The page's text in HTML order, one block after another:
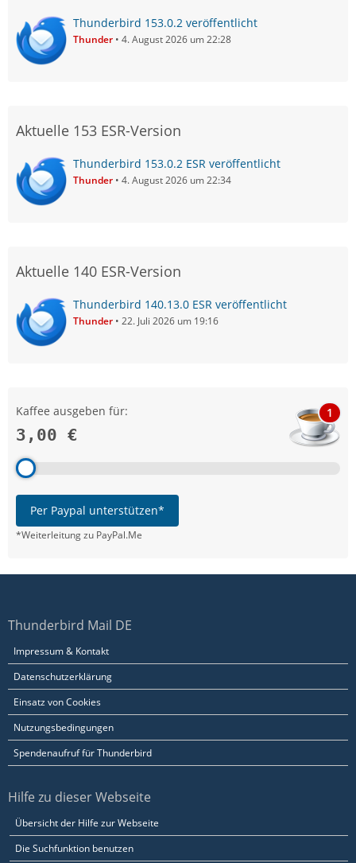
Thunderbird 153.0.2 veröffentlicht
Thunder 4. August 2026 um 22:28
Aktuelle 153 ESR-Version
Thunderbird 153.0.2 ESR veröffentlicht
Thunder 4. August 2026 um 22:34
Aktuelle 140 ESR-Version
Thunderbird 140.13.0 ESR veröffentlicht
Thunder 22. Juli 2026 um 19:16
Kaffee ausgeben für:
3,00 €
1
Per Paypal unterstützen*
*Weiterleitung zu PayPal.Me
Thunderbird Mail DE
Impressum & Kontakt
Datenschutzerklärung
Einsatz von Cookies
Nutzungsbedingungen
Spendenaufruf für Thunderbird
Hilfe zu dieser Webseite
Übersicht der Hilfe zur Webseite
Die Suchfunktion benutzen